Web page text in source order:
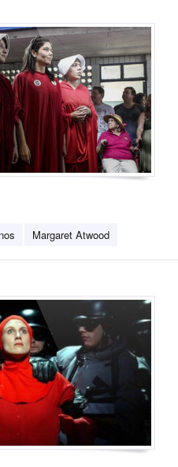
Margaret Atwood